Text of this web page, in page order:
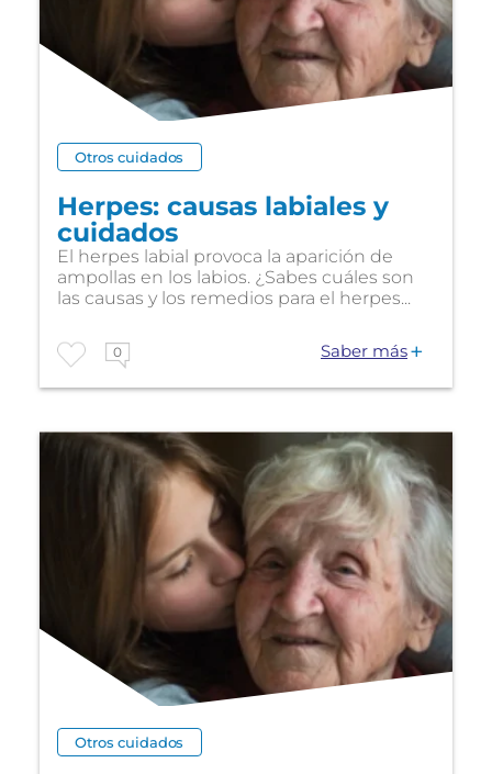
Otros cuidados
Herpes: causas labiales y
cuidados
El herpes labial provoca la aparición de
ampollas en los labios. ¿Sabes cuáles son
las causas y los remedios para el herpes...
0 Saber más
Otros cuidados